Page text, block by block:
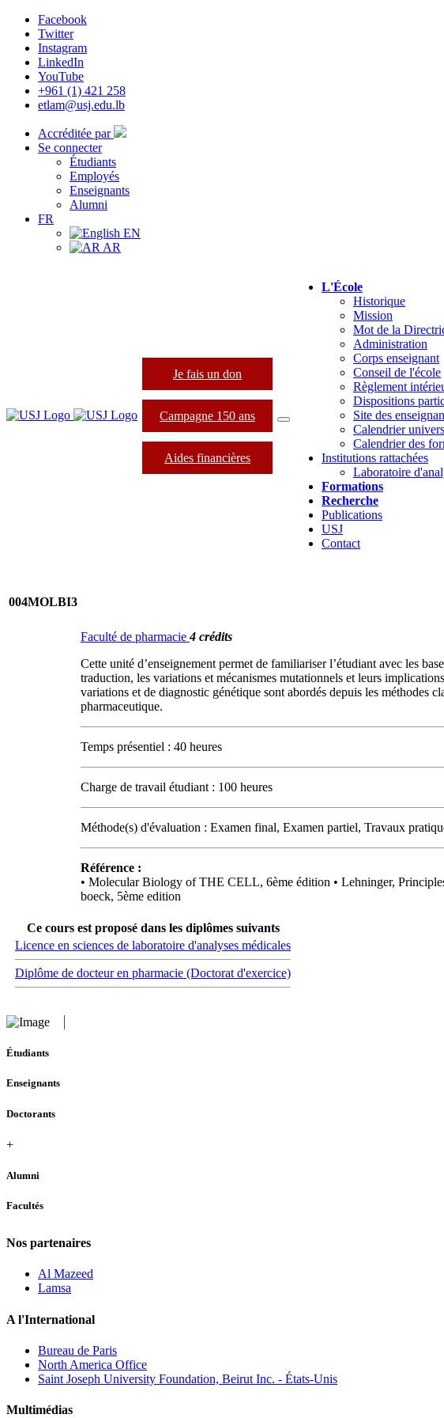
Facebook
Twitter
Instagram
LinkedIn
YouTube
+961 (1) 421 258
etlam@usj.edu.lb
Accréditée par
Se connecter
Étudiants
Employés
Enseignants
Alumni
FR
EN
AR
Je fais un don
Campagne 150 ans
Aides financières
L'École
Historique
Mission
Mot de la
Administration
Corps enseignant
Conseil de l'école
Règlement
Dispositions
Site des
Calendrier
Calendrier des
Institutions rattachées
Laboratoire
Formations
Recherche
Publications
USJ
Contact
004MOLBI3
Faculté de pharmacie4 crédits
Cette unité d’enseignement permet de familiariser l’étudiant avec les
traduction, les variations et mécanismes mutationnels et leurs
variations et de diagnostic génétique sont abordés depuis les méthodes
pharmaceutique.
Temps présentiel : 40 heures
Charge de travail étudiant : 100 heures
Méthode(s) d'évaluation : Examen final, Examen partiel, Travaux
Référence :
• Molecular Biology of THE CELL, 6ème édition • Lehninger,
boeck, 5ème edition
Ce cours est proposé dans les diplômes suivants
Licence en sciences de laboratoire d'analyses médicales
Diplôme de docteur en pharmacie (Doctorat d'exercice)
Étudiants
Enseignants
Doctorants
+
Alumni
Facultés
Nos partenaires
Al Mazeed
Lamsa
A l'International
Bureau de Paris
North America Office
Saint Joseph University Foundation, Beirut Inc. - États-Unis
Multimédias